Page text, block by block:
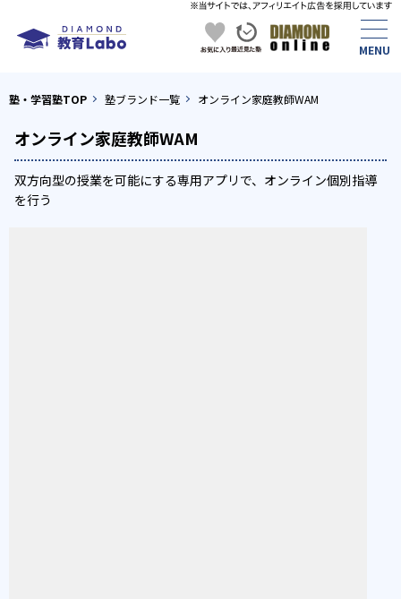
塾・学習塾TOP 塾ブランド一覧 オンライン家庭教師WAM
オンライン家庭教師WAM
双方向型の授業を可能にする専用アプリで、オンライン個別指導
を行う